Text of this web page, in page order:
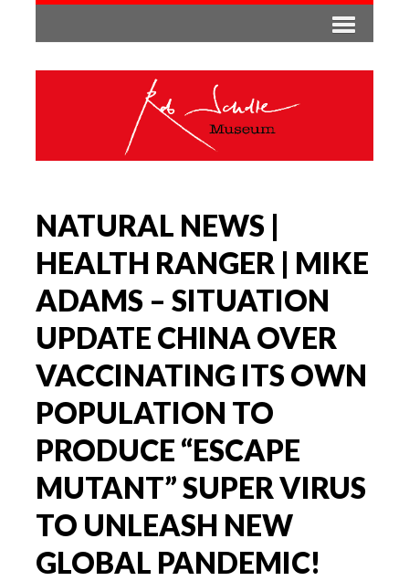
NATURAL NEWS |
HEALTH RANGER | MIKE
ADAMS – SITUATION
UPDATE CHINA OVER
VACCINATING ITS OWN
POPULATION TO
PRODUCE “ESCAPE
MUTANT” SUPER VIRUS
TO UNLEASH NEW
GLOBAL PANDEMIC!